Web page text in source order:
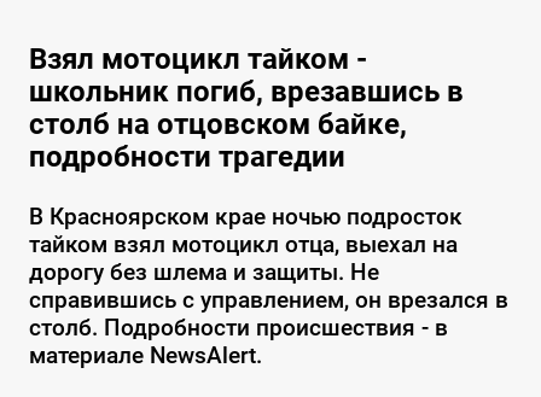
Взял мотоцикл тайком -
школьник погиб, врезавшись в
столб на отцовском байке,
подробности трагедии
В Красноярском крае ночью подросток
тайком взял мотоцикл отца, выехал на
дорогу без шлема и защиты. Не
справившись с управлением, он врезался в
столб. Подробности происшествия - в
материале NewsAlert.